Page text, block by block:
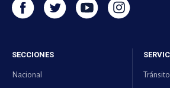
SECCIONES
Nacional Tránsito